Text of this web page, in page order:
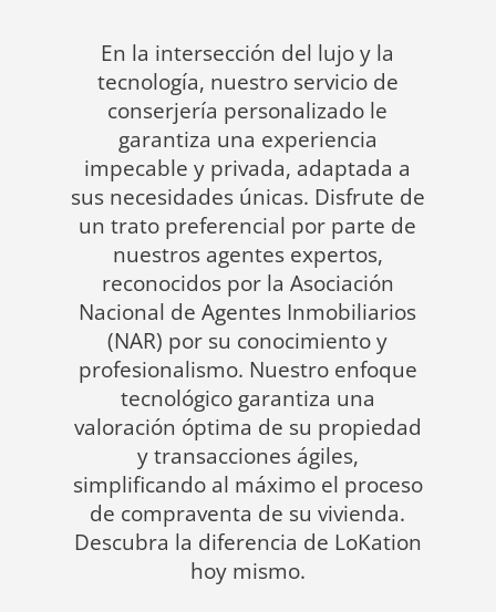
En la intersección del lujo y la
tecnología, nuestro servicio de
conserjería personalizado le
garantiza una experiencia
impecable y privada, adaptada a
sus necesidades únicas. Disfrute de
un trato preferencial por parte de
nuestros agentes expertos,
reconocidos por la Asociación
Nacional de Agentes Inmobiliarios
(NAR) por su conocimiento y
profesionalismo. Nuestro enfoque
tecnológico garantiza una
valoración óptima de su propiedad
y transacciones ágiles,
simplificando al máximo el proceso
de compraventa de su vivienda.
Descubra la diferencia de LoKation
hoy mismo.